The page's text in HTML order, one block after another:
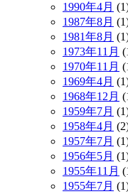
1990年4月
1987年8月
1981年8月
1973年11月
1970年11月
1969年4月
1968年12月
1959年7月
1958年4月
1957年7月
1956年5月
1955年11月
1955年7月